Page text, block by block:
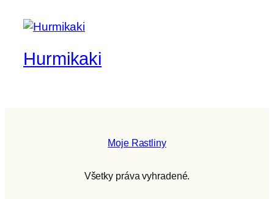
Hurmikaki
Moje Rastliny
Všetky práva vyhradené.